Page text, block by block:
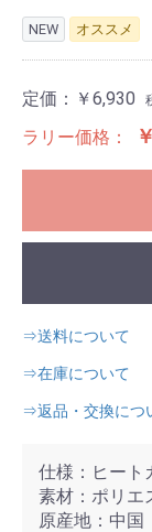
NEW オススメ
定価： ￥6,930
ラリー価格：
⇒送料について
⇒在庫について
⇒返品・交換につ
仕様：ヒート
素材：ポリエ
原産地：中国